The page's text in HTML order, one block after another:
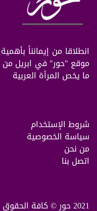
انطلاقا من إيمانناً
ما يخص المرأة العربية
شروط الإستخدام
سياسة الخصوصية
من نحن
اتصل بنا
2021 حور © كافة الحقوق محفوظة .